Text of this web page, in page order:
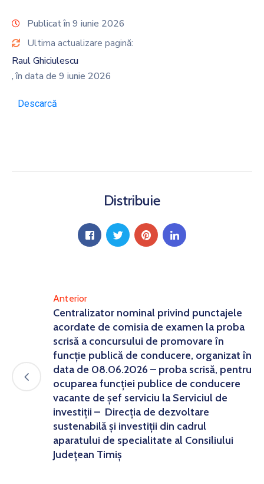
Publicat în 9 iunie 2026
Ultima actualizare pagină:
Raul Ghiciulescu
, în data de 9 iunie 2026
Descarcă
Distribuie
Anterior
Centralizator nominal privind punctajele
acordate de comisia de examen la proba
scrisă a concursului de promovare în
funcție publică de conducere, organizat în
data de 08.06.2026 – proba scrisă, pentru
ocuparea funcției publice de conducere
vacante de șef serviciu la Serviciul de
investiții – Direcția de dezvoltare
sustenabilă și investiții din cadrul
aparatului de specialitate al Consiliului
Județean Timiș